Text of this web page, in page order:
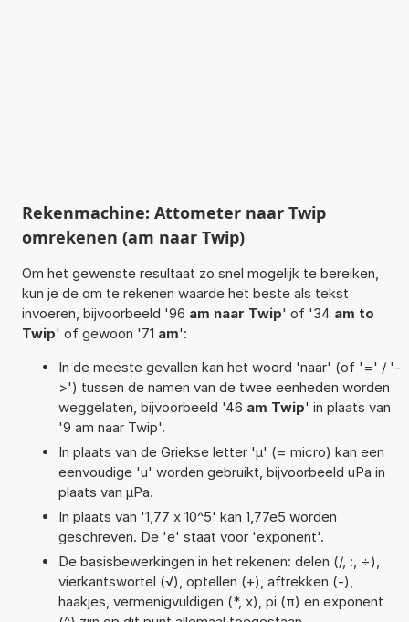
Rekenmachine: Attometer naar Twip
omrekenen (am naar Twip)
Om het gewenste resultaat zo snel mogelijk te bereiken,
kun je de om te rekenen waarde het beste als tekst
invoeren, bijvoorbeeld '96 am naar Twip' of '34 am to
Twip' of gewoon '71 am':
In de meeste gevallen kan het woord 'naar' (of '=' / '-
>') tussen de namen van de twee eenheden worden
weggelaten, bijvoorbeeld '46 am Twip' in plaats van
'9 am naar Twip'.
In plaats van de Griekse letter 'µ' (= micro) kan een
eenvoudige 'u' worden gebruikt, bijvoorbeeld uPa in
plaats van µPa.
In plaats van '1,77 x 10^5' kan 1,77e5 worden
geschreven. De 'e' staat voor 'exponent'.
De basisbewerkingen in het rekenen: delen (/, :, ÷),
vierkantswortel (√), optellen (+), aftrekken (-),
haakjes, vermenigvuldigen (*, x), pi (π) en exponent